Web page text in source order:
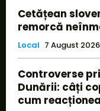
Cetățean
remorcă
Local 7 August 2026
Controverse
Dunării: câți
cum